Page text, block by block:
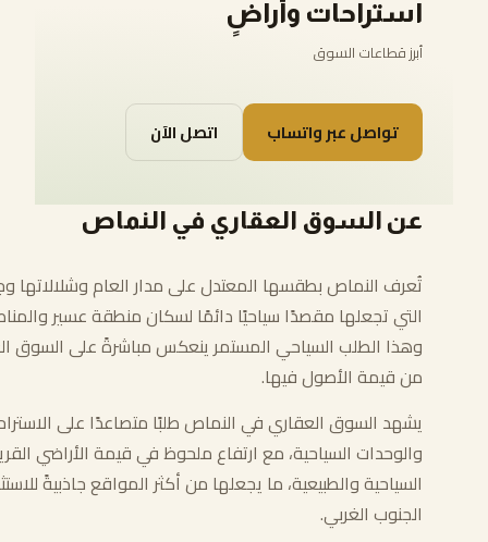
استراحات وأراضٍ
أبرز قطاعات السوق
تواصل عبر واتساب اتصل الآن
عن السوق العقاري في النماص
تُعرف النماص بطقسها المعتدل على مدار العام وشلالاتها
التي تجعلها مقصدًا سياحيًا دائمًا لسكان منطقة عسير
وهذا الطلب السياحي المستمر ينعكس مباشرةً على السوق
من قيمة الأصول فيها.
يشهد السوق العقاري في النماص طلبًا متصاعدًا على
والوحدات السياحية، مع ارتفاع ملحوظ في قيمة الأراضي
السياحية والطبيعية، ما يجعلها من أكثر المواقع جاذبيةً
الجنوب الغربي.